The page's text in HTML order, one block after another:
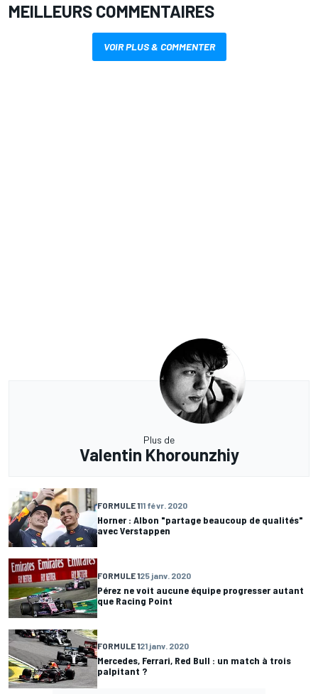
MEILLEURS COMMENTAIRES
VOIR PLUS & COMMENTER
Plus de
Valentin Khorounzhiy
FORMULE 111 févr. 2020
Horner : Albon "partage beaucoup de qualités"
avec Verstappen
FORMULE 125 janv. 2020
Pérez ne voit aucune équipe progresser autant
que Racing Point
FORMULE 121 janv. 2020
Mercedes, Ferrari, Red Bull : un match à trois
palpitant ?